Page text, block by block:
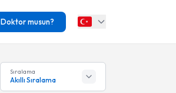
Doktor musun?
Sıralama
Akıllı Sıralama